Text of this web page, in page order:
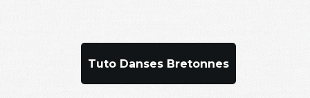
Tuto Danses Bretonnes